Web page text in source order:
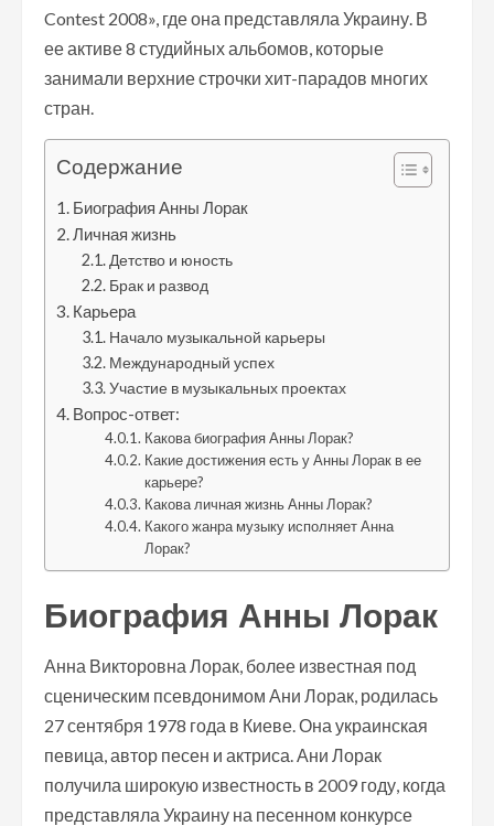
Contest 2008», где она представляла Украину. В
ее активе 8 студийных альбомов, которые
занимали верхние строчки хит-парадов многих
стран.
Содержание
Биография Анны Лорак
Личная жизнь
Детство и юность
Брак и развод
Карьера
Начало музыкальной карьеры
Международный успех
Участие в музыкальных проектах
Вопрос-ответ:
Какова биография Анны Лорак?
Какие достижения есть у Анны Лорак в ее
карьере?
Какова личная жизнь Анны Лорак?
Какого жанра музыку исполняет Анна
Лорак?
Биография Анны Лорак
Анна Викторовна Лорак, более известная под
сценическим псевдонимом Ани Лорак, родилась
27 сентября 1978 года в Киеве. Она украинская
певица, автор песен и актриса. Ани Лорак
получила широкую известность в 2009 году, когда
представляла Украину на песенном конкурсе